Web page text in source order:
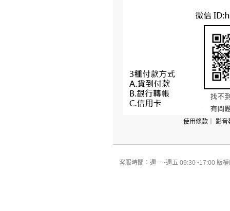
使用條款 影音
客服時間：週一~週五 09:30~17:00 版